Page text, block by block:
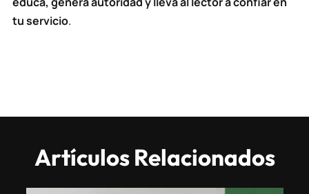
tu servicio.
Artículos Relacionados